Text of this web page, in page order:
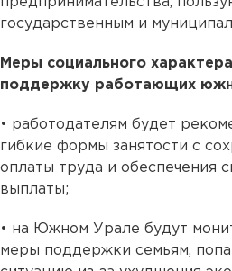
государственным и
Меры социального
поддержку работающих
• работодателям будет
гибкие формы занятости с
оплаты труда и обеспечения
выплаты;
• на Южном Урале будут
меры поддержки семьям,